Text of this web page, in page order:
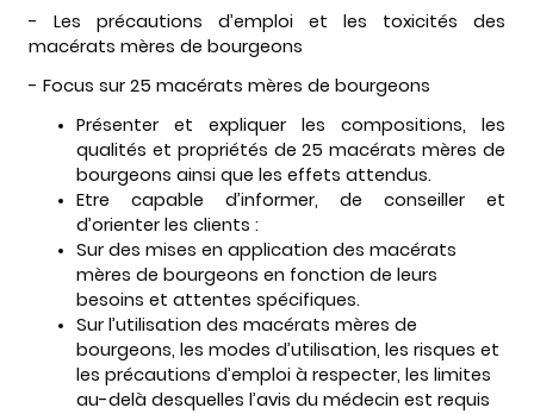
- Les précautions d’emploi et les toxicités des
macérats mères de bourgeons
- Focus sur 25 macérats mères de bourgeons
Présenter et expliquer les compositions, les
qualités et propriétés de 25 macérats mères de
bourgeons ainsi que les effets attendus.
Etre capable d’informer, de conseiller et
d’orienter les clients :
Sur des mises en application des macérats
mères de bourgeons en fonction de leurs
besoins et attentes spécifiques.
Sur l’utilisation des macérats mères de
bourgeons, les modes d’utilisation, les risques et
les précautions d’emploi à respecter, les limites
au-delà desquelles l’avis du médecin est requis